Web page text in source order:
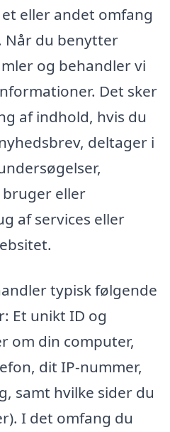
eller andet omfang
Når du benytter
og behandler vi
Det sker
af indhold, hvis du
deltager i
eller
af services eller
typisk følgende
Et unikt ID og
om din computer,
dit IP-nummer,
samt hvilke sider du
I det omfang du